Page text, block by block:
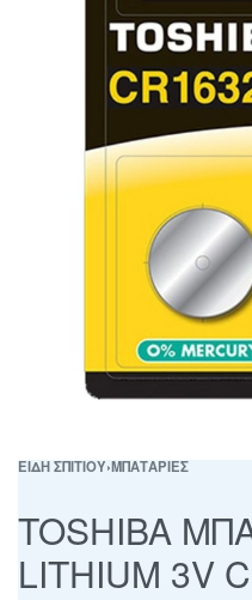
ΕΙΔΗ ΣΠΙΤΙΟΥ›ΜΠΑΤΑΡΙΕΣ
TOSHIBA
LITHIUM 3V